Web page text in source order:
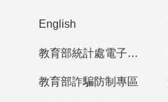
English
教育部統計處電子書櫃
教育部詐騙防制專區